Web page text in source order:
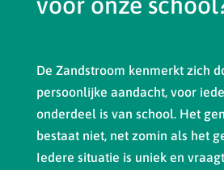
De Zandstroom kenmerkt zich
persoonlijke aandacht, voor
onderdeel is van school. Het
bestaat niet, net zomin als het
Iedere situatie is uniek en